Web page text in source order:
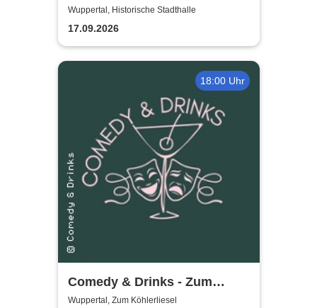
Wuppertal, Historische Stadthalle
17.09.2026
18:00 Uhr
Comedy & Drinks - Zum
Köhlerliesel
Wuppertal, Zum Köhlerliesel